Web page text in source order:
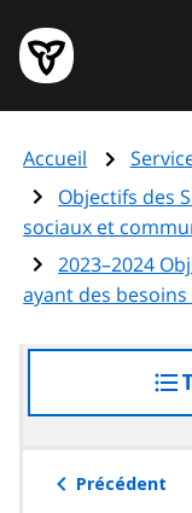
au
contenu
principal
Page
d'accueil
de
l'Ontario
Accueil
Objectifs des
sociaux et
2023–2024
ayant des
Précédent